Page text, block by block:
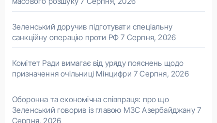
Зеленський доручив підготувати спеціальну
санкційну операцію проти РФ 7 Серпня, 2026
Комітет Ради вимагає від уряду пояснень щодо
призначення очільниці Мінцифри 7 Серпня, 2026
Оборонна та економічна співпраця: про що
Зеленський говорив із главою МЗС Азербайджану 7
Серпня, 2026